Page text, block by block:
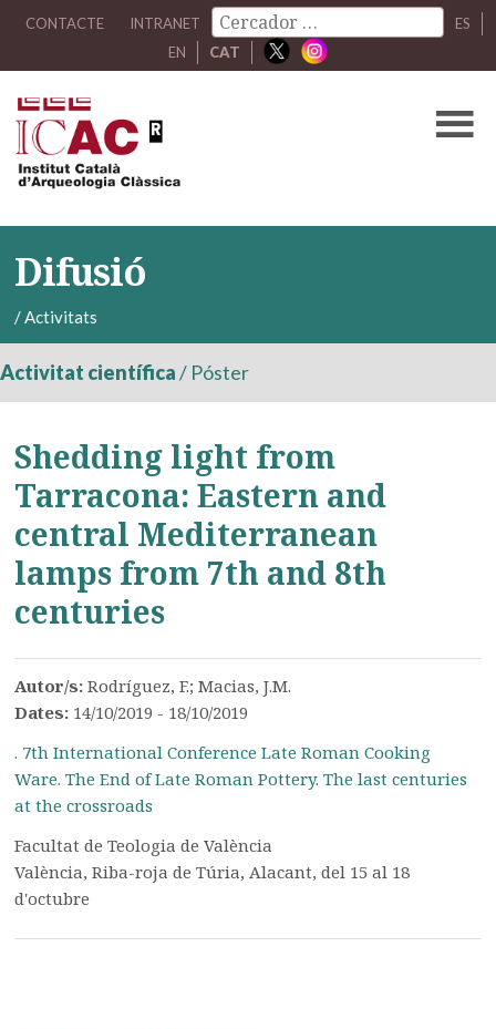
CONTACTE INTRANET
ES
EN
CAT
Difusió
/Activitats
Activitat científica/ Póster
Shedding light from
Tarracona: Eastern and
central Mediterranean
lamps from 7th and 8th
centuries
Autor/s:Rodríguez, F.; Macias, J.M.
Dates: 14/10/2019 - 18/10/2019
. 7th International Conference Late Roman Cooking
Ware. The End of Late Roman Pottery. The last centuries
at the crossroads
Facultat de Teologia de València
València, Riba-roja de Túria, Alacant, del 15 al 18
d'octubre